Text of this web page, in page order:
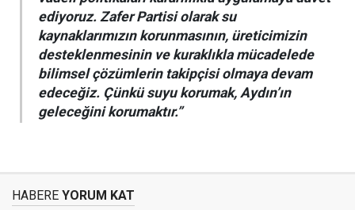
ediyoruz. Zafer Partisi olarak su
kaynaklarımızın korunmasının, üreticimizin
desteklenmesinin ve kuraklıkla mücadelede
bilimsel çözümlerin takipçisi olmaya devam
edeceğiz. Çünkü suyu korumak, Aydın’ın
geleceğini korumaktır.”
HABERE YORUM KAT